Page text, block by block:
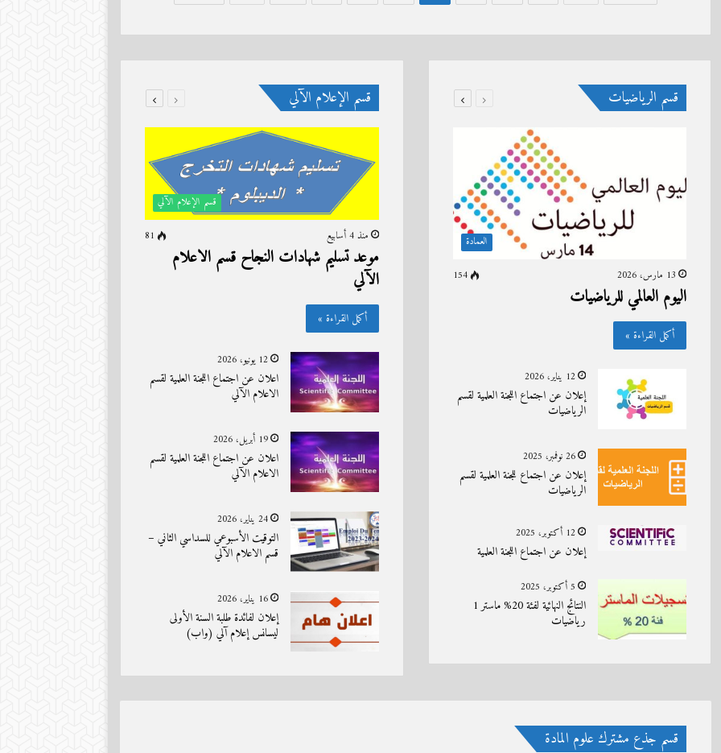
قسم الرياضيات
العمادة
13 مارس، 2026
154
اليوم العالمي للرياضيات
أكمل القراءة »
12 يناير، 2026
إعلان عن اجتماع اللجنة العلمية لقسم
الرياضيات
26 نوفمبر، 2025
إعلان عن اجتماع للجنة العلمية لقسم
الرياضيات
12 أكتوبر، 2025
إعلان عن اجتماع اللجنة العلمية
5 أكتوبر، 2025
النتائج النهائية لفئة 20% ماستر 1
رياضيات
قسم الإعلام الآلي
قسم الإعلام الآلي
منذ 4 أسابيع
81
موعد تسليم شهادات النجاح قسم الاعلام
الآلي
أكمل القراءة »
12 يونيو، 2026
اعلان عن اجتماع اللجنة العلمية لقسم
الاعلام الآلي
19 أبريل، 2026
اعلان عن اجتماع اللجنة العلمية لقسم
الاعلام الآلي
24 يناير، 2026
التوقيت الأسبوعي للسداسي الثاني –
قسم الاعلام الآلي
16 يناير، 2026
إعلان لفائدة طلبة السنة الأولى
ليسانس إعلام آلي (واب)
قسم جذع مشترك علوم المادة
المنحة الالمانية DAAD
منذ 4 أسابيع
تهنئة
الاعلام الآلي